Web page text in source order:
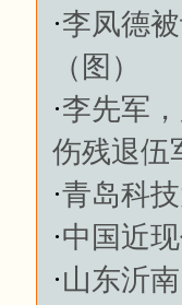
·李凤德
（图）
·李先军
伤残退伍
·青岛科
·中国近
·山东沂